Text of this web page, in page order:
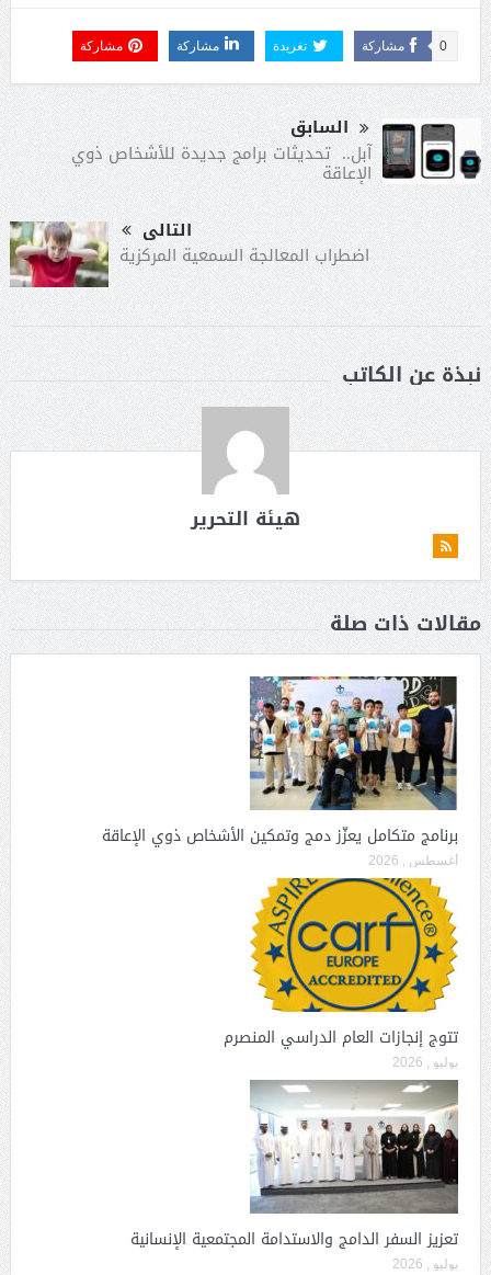
مشاركة 0 تغريدة مشاركة مشاركة
السابق
آبل.. تحديثات برامج جديدة للأشخاص ذوي
الإعاقة
التالى
اضطراب المعالجة السمعية المركزية
نبذة عن الكاتب
هيئة التحرير
مقالات ذات صلة
برنامج متكامل يعزّز دمج وتمكين الأشخاص ذوي الإعاقة
أغسطس , 2026
تتوج إنجازات العام الدراسي المنصرم
يوليو , 2026
تعزيز السفر الدامج والاستدامة المجتمعية الإنسانية
يوليو , 2026